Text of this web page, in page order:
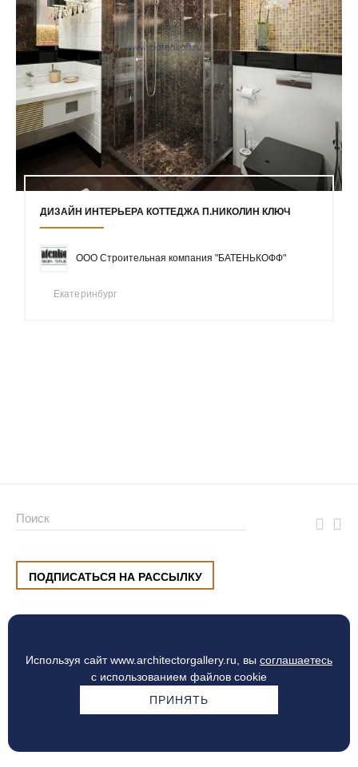
ДИЗАЙН ИНТЕРЬЕРА КОТТЕДЖА П.НИКОЛИН КЛЮЧ
ООО Строительная компания "БАТЕНЬКОФФ"
Екатеринбург
Используя сайт www.architectorgallery.ru, вы соглашаетесь
с использованием файлов cookie
ПРИНЯТЬ
ПОДПИСАТЬСЯ НА РАССЫЛКУ
ул. Малышева, 8, Екатеринбург
Процесс оплаты